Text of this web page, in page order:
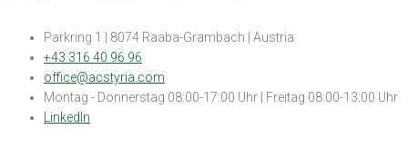
Parkring 1 | 8074 Raaba-Grambach | Austria
+43 316 40 96 96
office@acstyria.com
Montag - Donnerstag 08:00-17:00 Uhr | Freitag 08:00-13:00 Uhr
LinkedIn